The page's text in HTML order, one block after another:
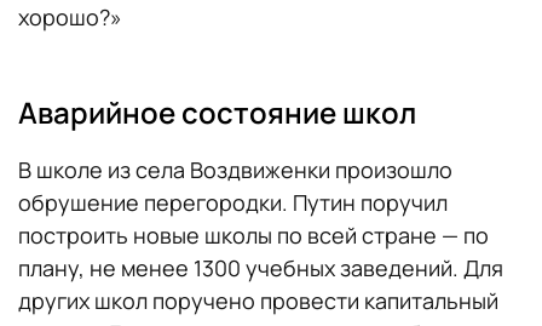
хорошо?»
Аварийное состояние школ
В школе из села Воздвиженки произошло
обрушение перегородки. Путин поручил
построить новые школы по всей стране — по
плану, не менее 1300 учебных заведений. Для
других школ поручено провести капитальный